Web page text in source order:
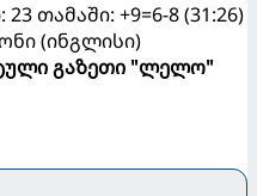
თამაში: +9=6-8 (31:26)
(ინგლისი)
გაზეთი "ლელო"